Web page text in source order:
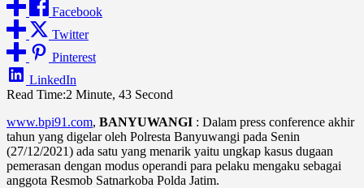
Facebook
Twitter
Pinterest
LinkedIn
Read Time:2 Minute, 43 Second
www.bpi91.com, BANYUWANGI : Dalam press conference akhir
tahun yang digelar oleh Polresta Banyuwangi pada Senin
(27/12/2021) ada satu yang menarik yaitu ungkap kasus dugaan
pemerasan dengan modus operandi para pelaku mengaku sebagai
anggota Resmob Satnarkoba Polda Jatim.